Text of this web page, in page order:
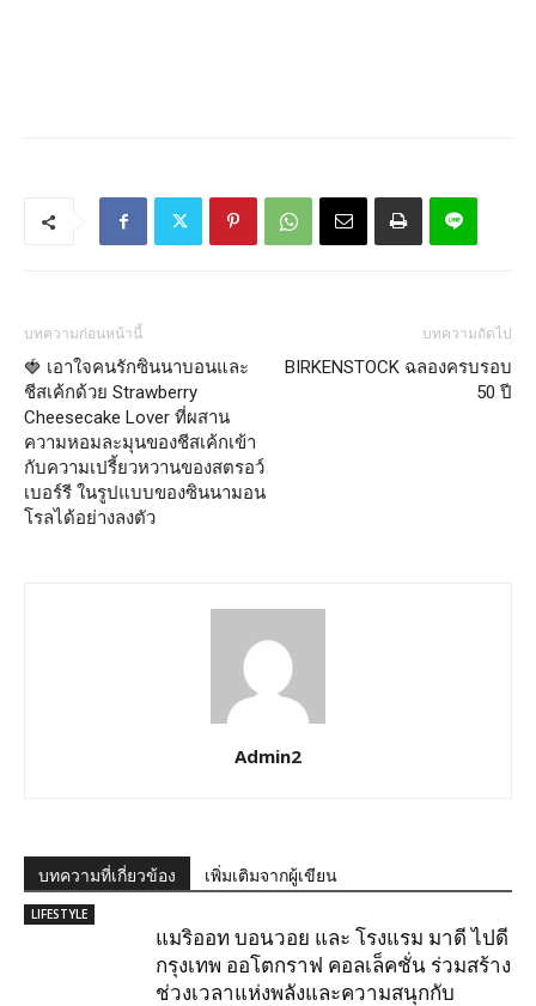
บทความก่อนหน้านี้
🍓 เอาใจคนรักซินนาบอนและ
ชีสเค้กด้วย Strawberry
Cheesecake Lover ที่ผสาน
ความหอมละมุนของชีสเค้กเข้า
กับความเปรี้ยวหวานของสตรอว์
เบอร์รี ในรูปแบบของซินนามอน
โรลได้อย่างลงตัว
บทความถัดไป
BIRKENSTOCK ฉลองครบรอบ
50 ปี
Admin2
บทความที่เกี่ยวข้อง เพิ่มเติมจากผู้เขียน
LIFESTYLE
แมริออท บอนวอย และ โรงแรม มาดี ไปดี
กรุงเทพ ออโตกราฟ คอลเล็คชั่น ร่วมสร้าง
ช่วงเวลาแห่งพลังและความสนุกกับ